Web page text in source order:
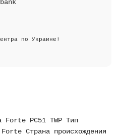
по Украине!
Forte PC51 TWP Тип
Страна происхождения